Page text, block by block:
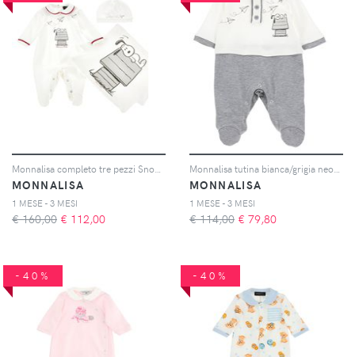
MONNALISA
1 MESE - 3 MESI
€ 160,00 € 112,00
MONNALISA
1 MESE - 3 MESI
€ 114,00 € 79,80
-40% -40%